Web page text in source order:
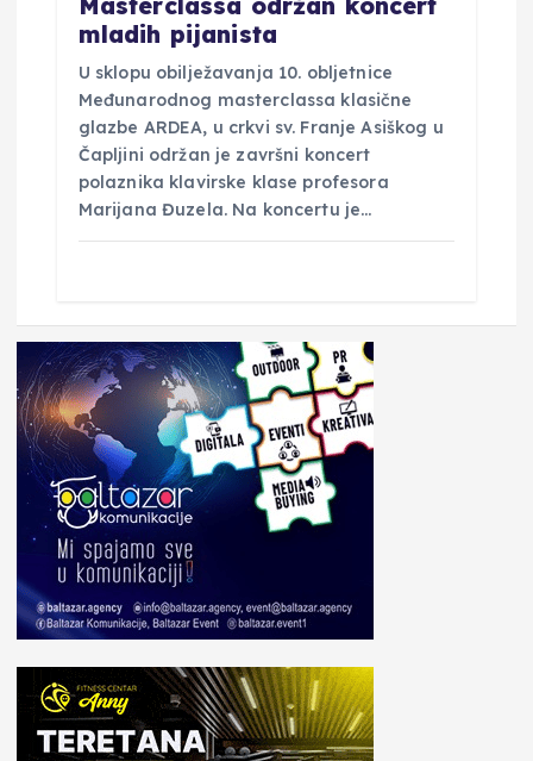
Masterclassa održan koncert
mladih pijanista
U sklopu obilježavanja 10. obljetnice
Međunarodnog masterclassa klasične
glazbe ARDEA, u crkvi sv. Franje Asiškog u
Čapljini održan je završni koncert
polaznika klavirske klase profesora
Marijana Đuzela. Na koncertu je…